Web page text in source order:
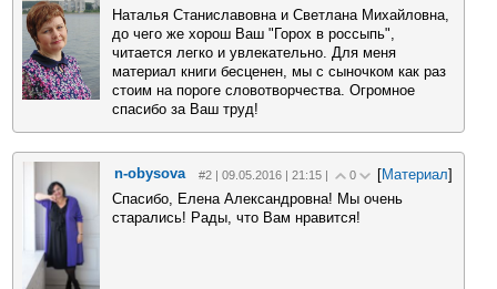
Наталья Станиславовна и Светлана Михайловна,
до чего же хорош Ваш "Горох в россыпь",
читается легко и увлекательно. Для меня
материал книги бесценен, мы с сыночком как раз
стоим на пороге словотворчества. Огромное
спасибо за Ваш труд!
n-obysova #2 | 09.05.2016 | 21:15 | 0 [Материал]
Спасибо, Елена Александровна! Мы очень
старались! Рады, что Вам нравится!